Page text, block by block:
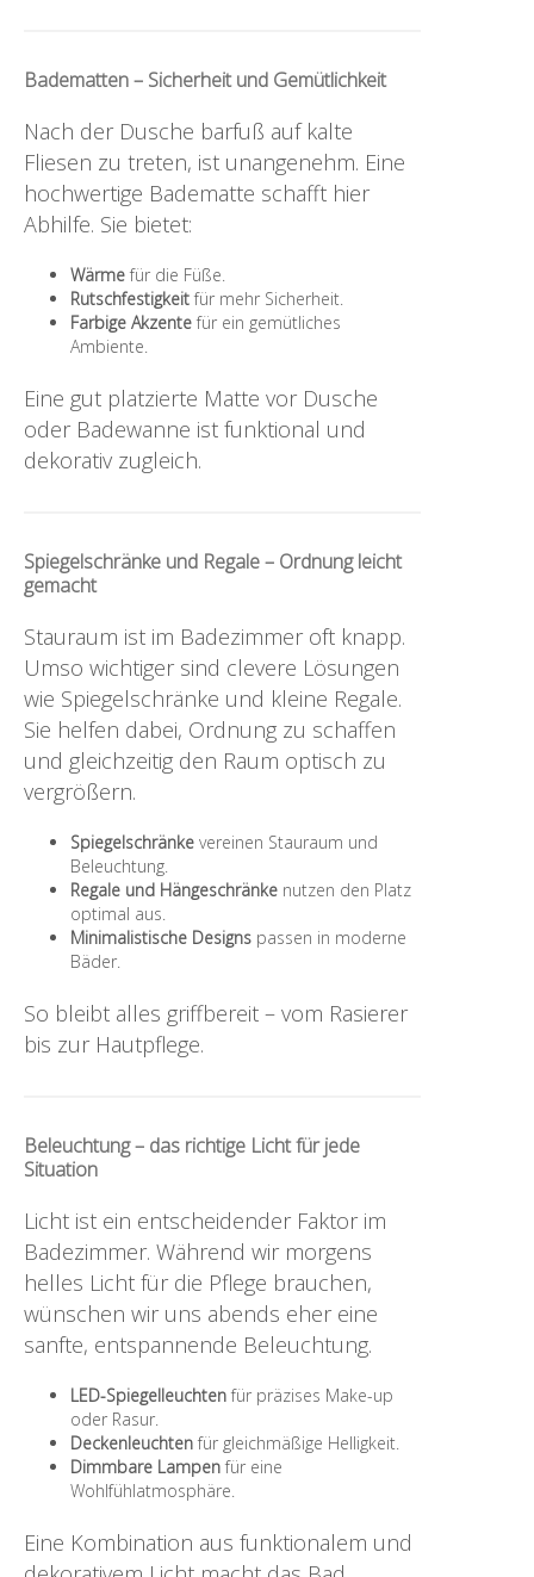
Badematten – Sicherheit und Gemütlichkeit
Nach der Dusche barfuß auf kalte
Fliesen zu treten, ist unangenehm. Eine
hochwertige Badematte schafft hier
Abhilfe. Sie bietet:
Wärmefür die Füße.
Rutschfestigkeitfür mehr Sicherheit.
Farbige Akzentefür ein gemütliches
Ambiente.
Eine gut platzierte Matte vor Dusche
oder Badewanne ist funktional und
dekorativ zugleich.
Spiegelschränke und Regale – Ordnung leicht
gemacht
Stauraum ist im Badezimmer oft knapp.
Umso wichtiger sind clevere Lösungen
wie Spiegelschränke und kleine Regale.
Sie helfen dabei, Ordnung zu schaffen
und gleichzeitig den Raum optisch zu
vergrößern.
Spiegelschränke vereinen Stauraum und
Beleuchtung.
Regale und Hängeschränke nutzen den Platz
optimal aus.
Minimalistische Designs passen in moderne
Bäder.
So bleibt alles griffbereit – vom Rasierer
bis zur Hautpflege.
Beleuchtung – das richtige Licht für jede
Situation
Licht ist ein entscheidender Faktor im
Badezimmer. Während wir morgens
helles Licht für die Pflege brauchen,
wünschen wir uns abends eher eine
sanfte, entspannende Beleuchtung.
LED-Spiegelleuchtenfür präzises Make-up
oder Rasur.
Deckenleuchtenfür gleichmäßige Helligkeit.
Dimmbare Lampenfür eine
Wohlfühlatmosphäre.
Eine Kombination aus funktionalem und